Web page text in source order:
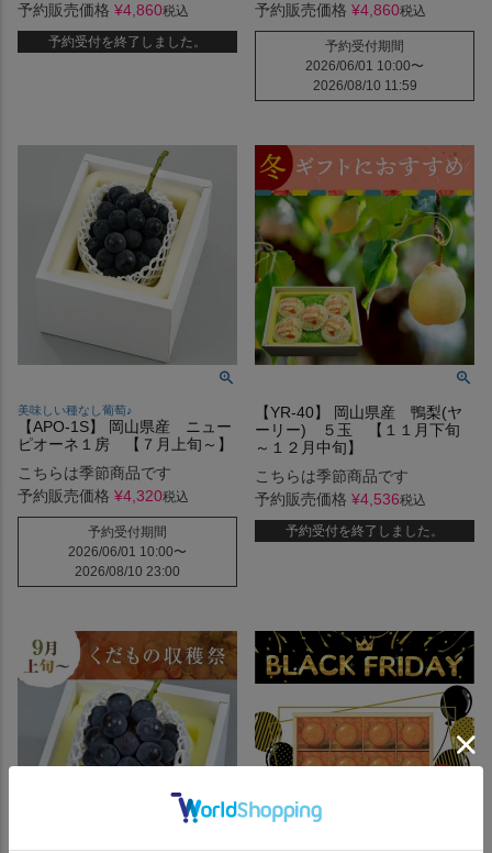
予約販売価格 ¥4,860税込
予約受付を終了しました。
予約販売価格 ¥4,860税込
予約受付期間
2026/06/01 10:00〜
2026/08/10 11:59
美味しい種なし葡萄♪
【APO-1S】 岡山県産 ニュー
ピオーネ１房 【７月上旬～】
こちらは季節商品です
予約販売価格 ¥4,320税込
予約受付期間
2026/06/01 10:00〜
2026/08/10 23:00
【YR-40】 岡山県産 鴨梨(ヤ
ーリー) ５玉 【１１月下旬
～１２月中旬】
こちらは季節商品です
予約販売価格 ¥4,536税込
予約受付を終了しました。